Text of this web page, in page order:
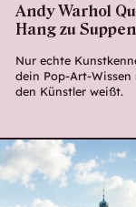
Andy Warhol
Hang zu
Nur echte
dein Pop-Art-
den Künstler weißt.